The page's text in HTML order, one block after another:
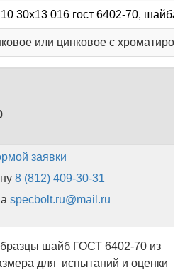
30х13 016 гост 6402-70, шайба
или цинковое с
заявки
8 (812) 409-30-31
specbolt.ru@mail.ru
шайб ГОСТ 6402-70 из
для испытаний и оценки